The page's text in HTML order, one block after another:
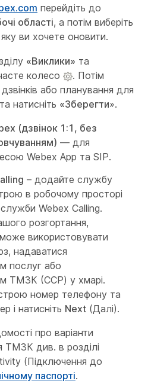
перейдіть до
області, а потім виберіть
ви хочете оновити.
«Виклики» та
колесо
. Потім
або планування для
натисніть «Зберегти».
(дзвінок 1:1, без
— для
Webex App та SIP.
– додайте службу
в робочому просторі
Webex Calling.
розгортання,
використовувати
надаватися
послуг або
ТМЗК (CCP) у хмарі.
номер телефону та
і натисніть Next (Далі).
про варіанти
ТМЗК див. в розділі
(Підключення до
паспорті.